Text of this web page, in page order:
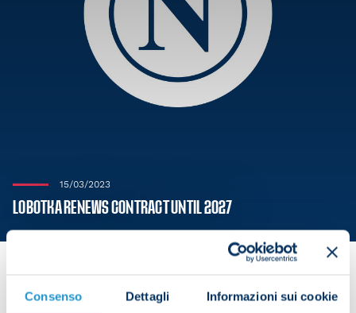
Consenso Dettagli Informazioni sui cookie
15/03/2023
LOBOTKA RENEWS CONTRACT UNTIL 2027